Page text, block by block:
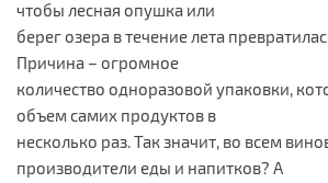
чтобы лесная опушка или
берег озера в течение лета
Причина – огромное
количество одноразовой упаковки,
объем самих продуктов в
несколько раз. Так значит, во всем
производители еды и напитков? А